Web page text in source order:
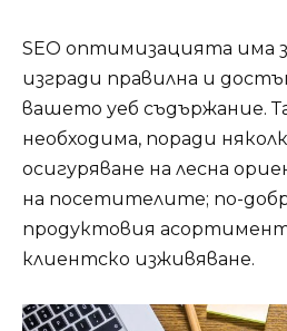
SEO оптимизацията има
изгради правилна и
вашето уеб съдържание.
необходима, поради
осигуряване на лесна
на посетителите; по-
продуктовия
клиентско изживяване.